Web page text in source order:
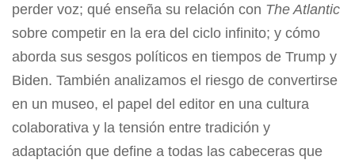
perder voz; qué enseña su relación con The Atlantic
sobre competir en la era del ciclo infinito; y cómo
aborda sus sesgos políticos en tiempos de Trump y
Biden. También analizamos el riesgo de convertirse
en un museo, el papel del editor en una cultura
colaborativa y la tensión entre tradición y
adaptación que define a todas las cabeceras que